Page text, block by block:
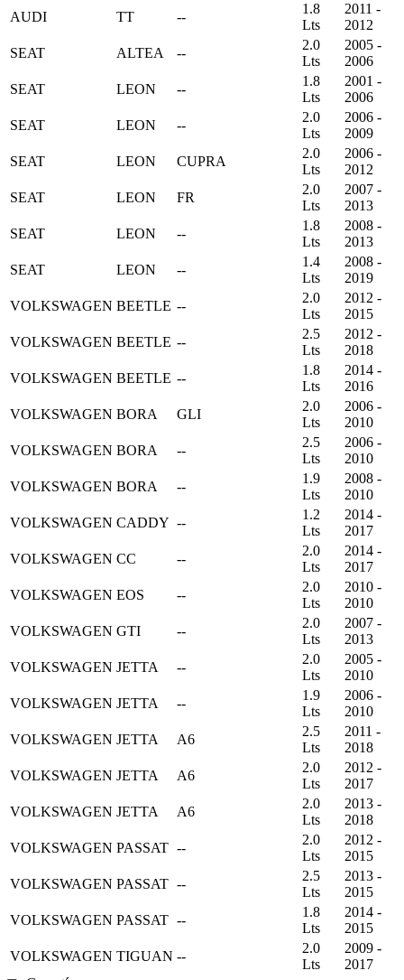
AUDI
TT --
1.8
Lts
2011 -
2012
SEAT
ALTEA --
2.0
Lts
2005 -
2006
SEAT
LEON --
1.8
Lts
2001 -
2006
SEAT
LEON --
2.0
Lts
2006 -
2009
SEAT
LEON CUPRA
2.0
Lts
2006 -
2012
SEAT
LEON FR
2.0
Lts
2007 -
2013
SEAT
LEON --
1.8
Lts
2008 -
2013
SEAT
LEON --
1.4
Lts
2008 -
2019
VOLKSWAGEN BEETLE --
2.0
Lts
2012 -
2015
VOLKSWAGEN BEETLE --
2.5
Lts
2012 -
2018
VOLKSWAGEN BEETLE --
1.8
Lts
2014 -
2016
VOLKSWAGEN BORA GLI
2.0
Lts
2006 -
2010
VOLKSWAGEN BORA --
2.5
Lts
2006 -
2010
VOLKSWAGEN BORA --
1.9
Lts
2008 -
2010
VOLKSWAGEN CADDY --
1.2
Lts
2014 -
2017
VOLKSWAGEN CC --
2.0
Lts
2014 -
2017
VOLKSWAGEN EOS --
2.0
Lts
2010 -
2010
VOLKSWAGEN GTI --
2.0
Lts
2007 -
2013
VOLKSWAGEN JETTA --
2.0
Lts
2005 -
2010
VOLKSWAGEN JETTA --
1.9
Lts
2006 -
2010
VOLKSWAGEN JETTA A6
2.5
Lts
2011 -
2018
VOLKSWAGEN JETTA A6
2.0
Lts
2012 -
2017
VOLKSWAGEN JETTA A6
2.0
Lts
2013 -
2018
VOLKSWAGEN PASSAT --
2.0
Lts
2012 -
2015
VOLKSWAGEN PASSAT --
2.5
Lts
2013 -
2015
VOLKSWAGEN PASSAT --
1.8
Lts
2014 -
2015
VOLKSWAGEN TIGUAN --
2.0
Lts
2009 -
2017